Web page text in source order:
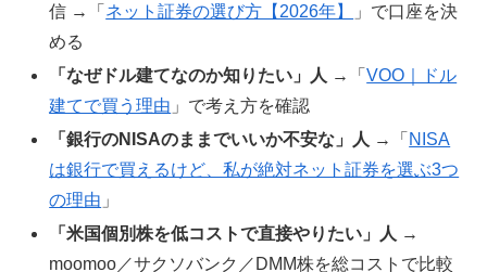
信 →「 ネット証券の選び方【2026年】
」で口座を決
める
「なぜドル建てなのか知りたい」人 →「VOO｜ドル
建てで買う理由 」で考え方を確認
「銀行のNISAのままでいいか不安な」人 →「 NISA
は銀行で買えるけど、私が絶対ネット証券を選ぶ3つ
の理由 」
「米国個別株を低コストで直接やりたい」人 →
moomoo／サクソバンク／DMM株を総コストで比較